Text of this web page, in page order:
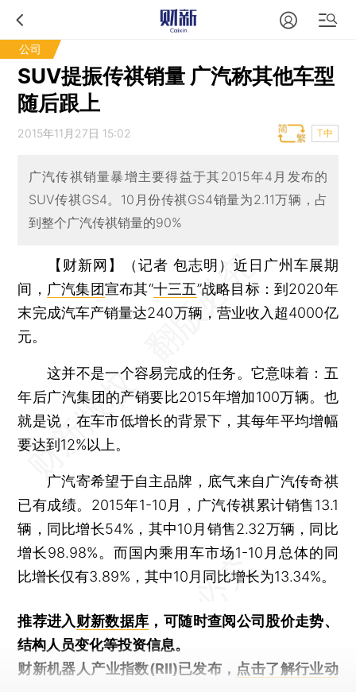
公司
SUV提振传祺销量 广汽称其他车型
随后跟上
2015年11月27日 15:02 T中
广汽传祺销量暴增主要得益于其2015年4月发布的
SUV传祺GS4。10月份传祺GS4销量为2.11万辆，占
到整个广汽传祺销量的90%
【财新网】（记者 包志明） 近日广州车展期
间， 广汽集团宣布其“十三五”战略目标：到2020年
末完成汽车产销量达240万辆，营业收入超4000亿
元。
这并不是一个容易完成的任务。它意味着：五
年后广汽集团的产销要比2015年增加100万辆。也
就是说，在车市低增长的背景下，其每年平均增幅
要达到12%以上。
广汽寄希望于自主品牌，底气来自广汽传奇祺
已有成绩。2015年1-10月，广汽传祺累计销售13.1
辆，同比增长54%，其中10月销售2.32万辆，同比
增长98.98%。而国内乘用车市场1-10月总体的同
比增长仅有3.89%，其中10月同比增长为13.34%。
推荐进入财新数据库 ，可随时查阅公司股价走势、
结构人员变化等投资信息。
财新机器人产业指数(RII)已发布， 点击了解行业动